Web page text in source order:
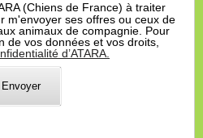
(Chiens de France) à traiter
m'envoyer ses offres ou ceux de
animaux de compagnie. Pour
de vos données et vos droits,
d’ATARA.